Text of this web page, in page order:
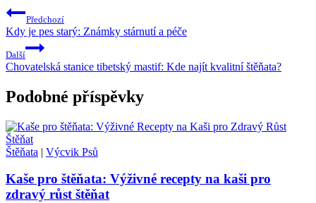
Předchozí
Kdy je pes starý: Známky stárnutí a péče
Další
Chovatelská stanice tibetský mastif: Kde najít kvalitní štěňata?
Podobné příspěvky
Štěňata | Výcvik Psů
Kaše pro štěňata: Výživné recepty na kaši pro
zdravý růst štěňat